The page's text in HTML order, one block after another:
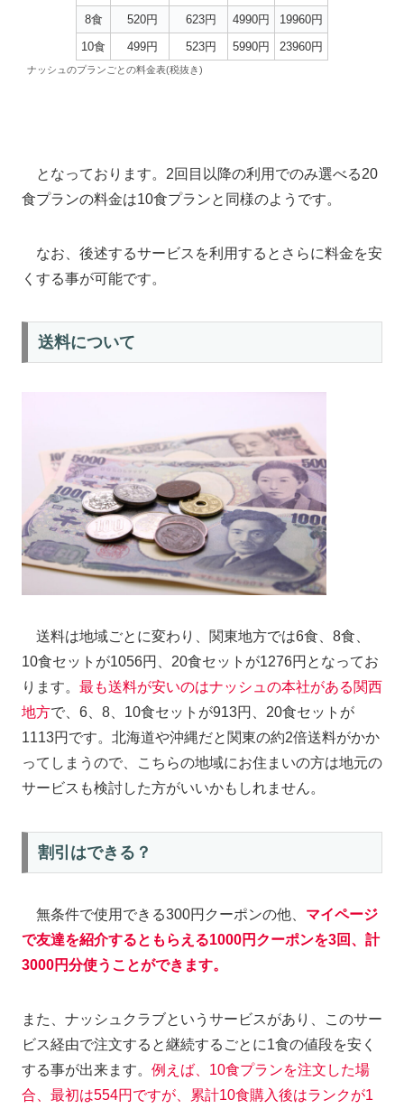
8食
520円 623円 4990円
19960円
10食
499円 523円 5990円 23960円
ナッシュのプランごとの料金表(税抜き)
となっております。2回目以降の利用でのみ選べる20
食プランの料金は10食プランと同様のようです。
なお、後述するサービスを利用するとさらに料金を安
くする事が可能です。
送料について
送料は地域ごとに変わり、関東地方では6食、8食、
10食セットが1056円、20食セットが1276円となってお
ります。 最も送料が安いのはナッシュの本社がある関西
地方で、6、8、10食セットが913円、20食セットが
1113円です。北海道や沖縄だと関東の約2倍送料がかか
ってしまうので、こちらの地域にお住まいの方は地元の
サービスも検討した方がいいかもしれません。
割引はできる？
無条件で使用できる300円クーポンの他、 マイページ
で友達を紹介するともらえる1000円クーポンを3回、計
3000円分使うことができます。
また、ナッシュクラブというサービスがあり、このサー
ビス経由で注文すると継続するごとに1食の値段を安く
する事が出来ます。 例えば、10食プランを注文した場
合、最初は554円ですが、累計10食購入後はランクが1